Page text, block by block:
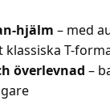
hjälm – med
T-
överlevnad –